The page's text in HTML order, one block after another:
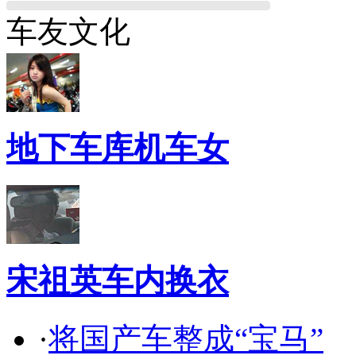
车友文化
地下车库机车女
宋祖英车内换衣
·将国产车整成“宝马”